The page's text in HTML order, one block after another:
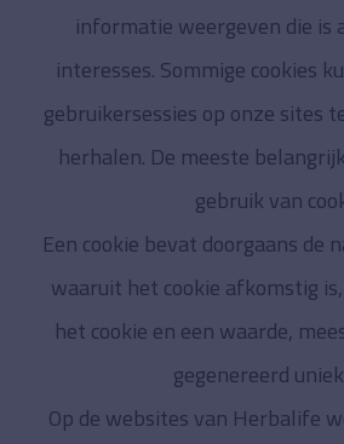
informatie weergeven die is
interesses. Sommige cookies
gebruikersessies op onze sites
herhalen. De meeste
gebruik van
Een cookie bevat doorgaans de
waaruit het cookie afkomstig
het cookie en een waarde,
gegenereerd
Op de websites van Herbalife